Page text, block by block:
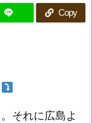
Copy
それに広島よ